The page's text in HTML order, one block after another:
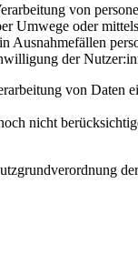
von
Umwege oder
der
von Daten
nicht